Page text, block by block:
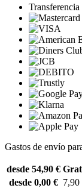
Transferencia
Gastos de envío
desde 54,90 €
desde 0,00 € 7,90